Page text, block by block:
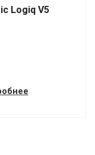
Logiq V5